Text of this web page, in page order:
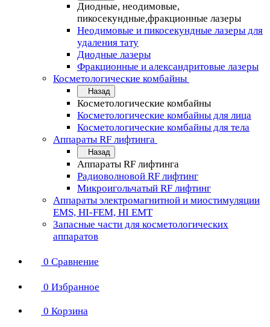
Диодные, неодимовые,
пикосекундные,фракционные лазеры
Неодимовые и пикосекундные лазеры для
удаления тату
Диодные лазеры
Фракционные и александритовые лазеры
Косметологические комбайны
Назад
Косметологические комбайны
Косметологические комбайны для лица
Косметологические комбайны для тела
Аппараты RF лифтинга
Назад
Аппараты RF лифтинга
Радиоволновой RF лифтинг
Микроигольчатый RF лифтинг
Аппараты электромагнитной и миостимуляции
EMS, HI-FEM, HI EMT
Запасные части для косметологических
аппаратов
0 Сравнение
0 Избранное
0 Корзина